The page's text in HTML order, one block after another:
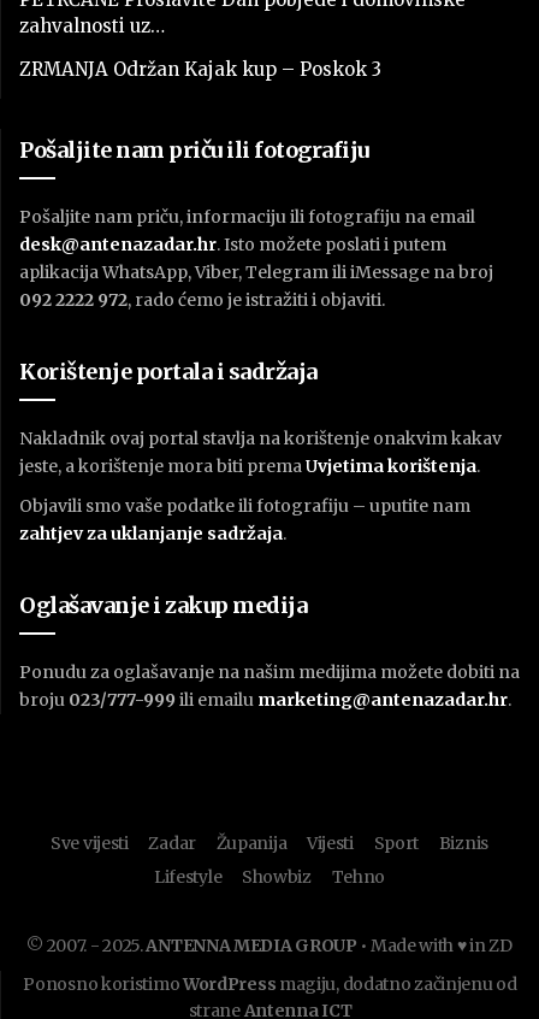
zahvalnosti uz…
ZRMANJA Održan Kajak kup – Poskok 3
Pošaljite nam priču ili fotografiju
Pošaljite nam priču, informaciju ili fotografiju na email
desk@antenazadar.hr. Isto možete poslati i putem
aplikacija WhatsApp, Viber, Telegram ili iMessage na broj
092 2222 972, rado ćemo je istražiti i objaviti.
Korištenje portala i sadržaja
Nakladnik ovaj portal stavlja na korištenje onakvim kakav
jeste, a korištenje mora biti premaUvjetima korištenja.
Objavili smo vaše podatke ili fotografiju – uputite nam
zahtjev za uklanjanje sadržaja.
Oglašavanje i zakup medija
Ponudu za oglašavanje na našim medijima možete dobiti na
broju 023/777-999 ili emailu marketing@antenazadar.hr.
Sve vijesti Zadar Županija Vijesti Sport
Biznis
Lifestyle
Showbiz Tehno
© 2007. - 2025.ANTENNA MEDIA GROUP • Made with ♥ in ZD
Ponosno koristimoWordPress magiju, dodatno začinjenu od
straneAntenna ICT